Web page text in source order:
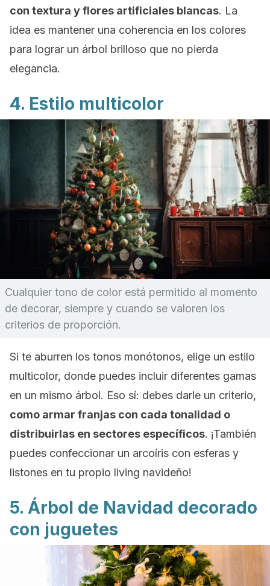
con textura y flores artificiales blancas. La
idea es mantener una coherencia en los colores
para lograr un árbol brilloso que no pierda
elegancia.
4. Estilo multicolor
Cualquier tono de color está permitido al momento
de decorar, siempre y cuando se valoren los
criterios de proporción.
Si te aburren los tonos monótonos, elige un estilo
multicolor, donde puedes incluir diferentes gamas
en un mismo árbol. Eso sí: debes darle un criterio,
como armar franjas con cada tonalidad o
distribuirlas en sectores específicos. ¡También
puedes confeccionar un arcoíris con esferas y
listones en tu propio living navideño!
5. Árbol de Navidad decorado
con juguetes